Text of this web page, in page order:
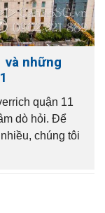
và những
quận 11
dò hỏi. Để
chúng tôi